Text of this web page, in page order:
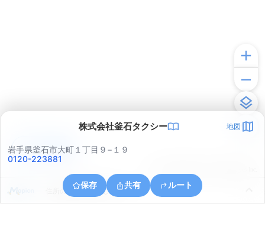
株式会社釜石タクシー 地図
岩手県釜石市大町１丁目９−１９
0120-223881
保存 共有 ルート
住所の取得に失敗しました
アプリで見る